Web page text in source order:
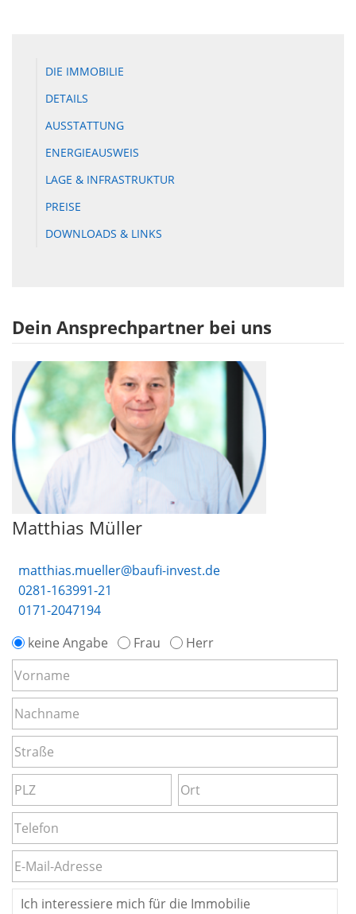
DIE IMMOBILIE
DETAILS
AUSSTATTUNG
ENERGIEAUSWEIS
LAGE & INFRASTRUKTUR
PREISE
DOWNLOADS & LINKS
Dein Ansprechpartner bei uns
Matthias Müller
matthias.mueller@baufi-invest.de
0281-163991-21
0171-2047194
keine Angabe
Frau Herr